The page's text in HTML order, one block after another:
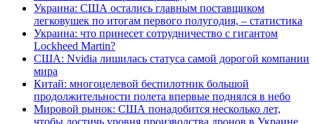
Украина: США остались главным поставщиком
легковушек по итогам первого полугодия, – статистика
Украина: что принесет сотрудничество с гигантом
Lockheed Martin?
США: Nvidia лишилась статуса самой дорогой компании
мира
Китай: многоцелевой беспилотник большой
продолжительности полета впервые поднялся в небо
Мировой рынок: США понадобится несколько лет,
чтобы достичь уровня производства дронов в Украине